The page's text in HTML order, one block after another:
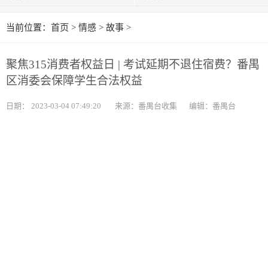
当前位置： 首页 > 情感 > 故事 >
聚焦315消费者权益日 | 考试延期不退住宿费？番禺
区消委会保障学生合法权益
日期： 2023-03-04 07:49:20 来源：番禺台收集 编辑：番禺台